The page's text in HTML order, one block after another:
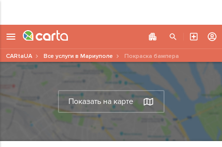
Показать на карте
CARtaUA Все услуги в Мариуполе Покраска бампера